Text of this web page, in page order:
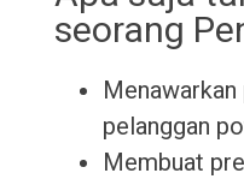
seorang
pelanggan
Membuat